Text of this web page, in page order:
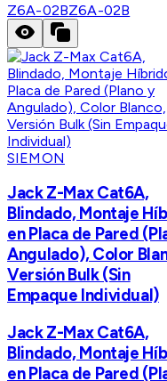
Z6A-02BZ6A-02B
SIEMON
Jack Z-Max Cat6A,
Blindado, Montaje
en Placa de Pared
Angulado), Color
Versión Bulk (Sin
Empaque Individual)
Jack Z-Max Cat6A,
Blindado, Montaje
en Placa de Pared